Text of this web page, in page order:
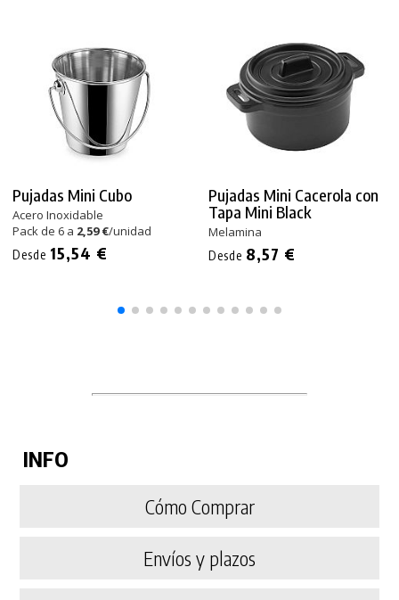
Pujadas Mini Cubo
Acero Inoxidable
Pack de 6 a 2,59 €/unidad
Desde 15,54 €
Pujadas Mini Cacerola con
Tapa Mini Black
Melamina
Desde 8,57 €
INFO
Cómo Comprar
Envíos y plazos